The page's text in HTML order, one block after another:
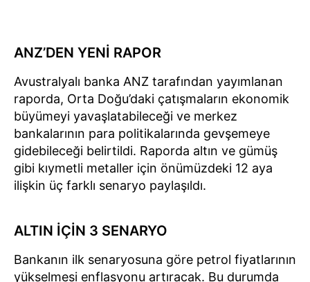
ANZ’DEN YENİ RAPOR
Avustralyalı banka ANZ tarafından yayımlanan
raporda, Orta Doğu’daki çatışmaların ekonomik
büyümeyi yavaşlatabileceği ve merkez
bankalarının para politikalarında gevşemeye
gidebileceği belirtildi. Raporda altın ve gümüş
gibi kıymetli metaller için önümüzdeki 12 aya
ilişkin üç farklı senaryo paylaşıldı.
ALTIN İÇİN 3 SENARYO
Bankanın ilk senaryosuna göre petrol fiyatlarının
yükselmesi enflasyonu artıracak. Bu durumda